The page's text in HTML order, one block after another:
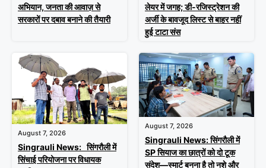
अभियान, जनता की आवाज़ से
सरकारों पर दबाव बनाने की तैयारी
लेयर में जगह; डी-रजिस्ट्रेशन की
अर्जी के बावजूद लिस्ट से बाहर नहीं
हुई टाटा संस
August 7, 2026
Singrauli News: सिंगरौली में
सिंचाई परियोजना पर विधायक
August 7, 2026
Singrauli News: सिंगरौली में
SP सियाज का छात्रों को दो टूक
संदेश—स्मार्ट बनना है तो नशे और